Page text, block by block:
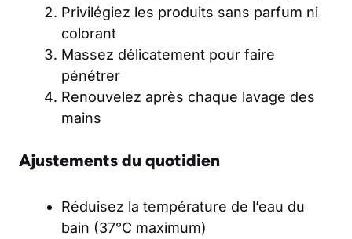
Privilégiez les produits sans parfum ni
colorant
Massez délicatement pour faire
pénétrer
Renouvelez après chaque lavage des
mains
Ajustements du quotidien
Réduisez la température de l’eau du
bain (37°C maximum)